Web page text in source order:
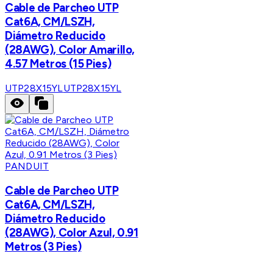
Cable de Parcheo UTP
Cat6A, CM/LSZH,
Diámetro Reducido
(28AWG), Color Amarillo,
4.57 Metros (15 Pies)
UTP28X15YLUTP28X15YL
PANDUIT
Cable de Parcheo UTP
Cat6A, CM/LSZH,
Diámetro Reducido
(28AWG), Color Azul, 0.91
Metros (3 Pies)